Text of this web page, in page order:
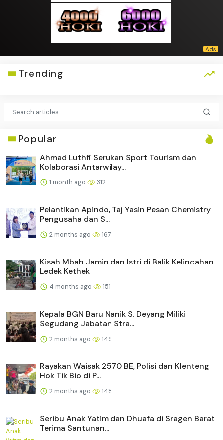
Trending
Popular
Ahmad Luthfi Serukan Sport Tourism dan
Kolaborasi Antarwilay...
1 month ago 312
Pelantikan Apindo, Taj Yasin Pesan Chemistry
Pengusaha dan S...
2 months ago 167
Kisah Mbah Jamin dan Istri di Balik Kelincahan
Ledek Kethek
4 months ago 151
Kepala BGN Baru Nanik S. Deyang Miliki
Segudang Jabatan Stra...
2 months ago 149
Rayakan Waisak 2570 BE, Polisi dan Klenteng
Hok Tik Bio di P...
2 months ago 148
Seribu Anak Yatim dan Dhuafa di Sragen Barat
Terima Santunan...